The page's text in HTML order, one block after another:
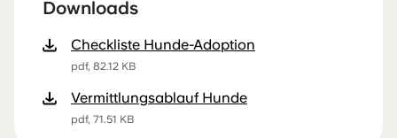
Downloads
Checkliste Hunde-Adoption
pdf, 82.12 KB
Vermittlungsablauf Hunde
pdf, 71.51 KB